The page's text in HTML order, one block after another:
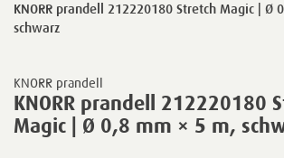
KNORR prandell
KNORR prandell 212220180
Magic | Ø 0,8 mm × 5 m,
KNORR prandell 212220180 Stretch Magic | Ø
schwarz